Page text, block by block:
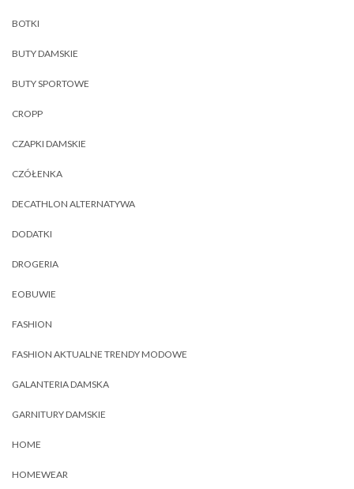
BOTKI
BUTY DAMSKIE
BUTY SPORTOWE
CROPP
CZAPKI DAMSKIE
CZÓŁENKA
DECATHLON ALTERNATYWA
DODATKI
DROGERIA
EOBUWIE
FASHION
FASHION AKTUALNE TRENDY MODOWE
GALANTERIA DAMSKA
GARNITURY DAMSKIE
HOME
HOMEWEAR